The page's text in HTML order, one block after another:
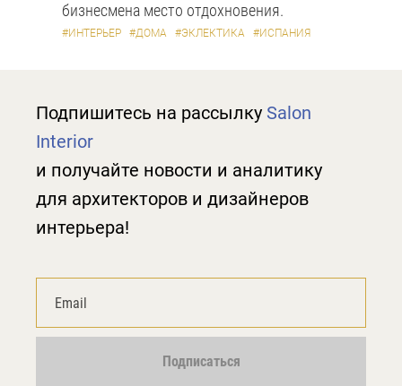
бизнесмена место отдохновения.
#ИНТЕРЬЕР #ДОМА #ЭКЛЕКТИКА #ИСПАНИЯ
Подпишитесь на рассылку Salon
Interior
и получайте новости и аналитику
для архитекторов и дизайнеров
интерьера!
Подписаться